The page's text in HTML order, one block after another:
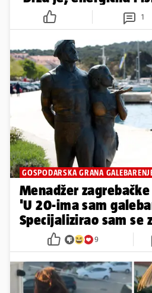
1
GOSPODARSKA GRANA
Menadžer
'U 20-ima sam
Specijalizirao sam se
9